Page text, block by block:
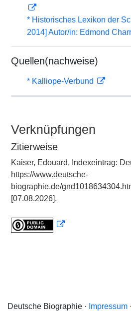
* Historisches Lexikon der
2014] Autor/in: Edmond
Quellen(nachweise)
* Kalliope-Verbund
Verknüpfungen
Zitierweise
Kaiser, Edouard, Indexeintrag:
https://www.deutsche-
biographie.de/
[07.08.2026].
Deutsche Biographie · Impressum·